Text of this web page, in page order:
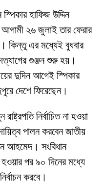
হাফিজ উদ্দিন
২৬ জুলাই তার ফেরার
কিন্তু এর মধ্যেই বুধবার
গুঞ্জন শুরু হয়।
দুদিন আগেই স্পিকার
দেশে ফিরেছেন।
নির্বাচিত না হওয়া
পালন করবেন জাতীয়
আহমেদ। সংবিধান
পর ৯০ দিনের মধ্যে
করবে।